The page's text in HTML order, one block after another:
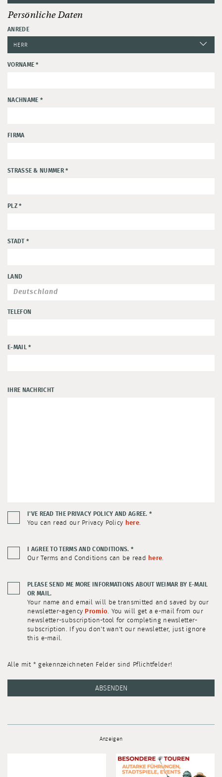
Persönliche Daten
ANREDE
VORNAME*
NACHNAME *
FIRMA
STRASSE & NUMMER*
PLZ*
STADT *
LAND
TELEFON
E-MAIL*
IHRE NACHRICHT
I'VE READ THE PRIVACY POLICY AND AGREE.*
You can read our Privacy Policy here.
I AGREE TO TERMS AND CONDITIONS. *
Our Terms and Conditions can be read here.
PLEASE SEND ME MORE INFORMATIONS ABOUT WEIMAR BY E-MAIL
OR MAIL.
Your name and email will be transmitted and saved by our
newsletter-agency Promio. You will get a e-mail from our
newsletter-subscription-tool for completing newsletter-
subscription. If you don't wan't our newsletter, just ignore
this e-mail.
Alle mit * gekennzeichneten Felder sind Pflichtfelder!
ABSENDEN
Anzeigen